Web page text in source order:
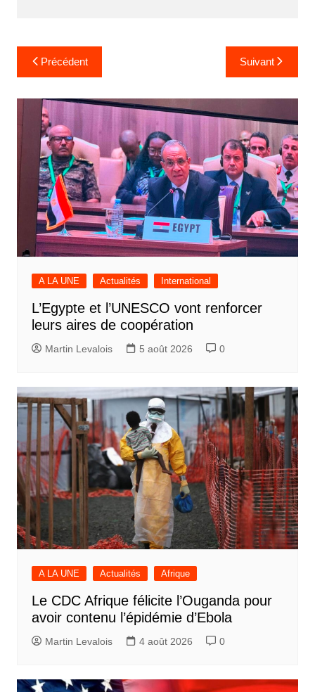
Navigation
de
l’article
Précédent Suivant
A LA UNE Actualités International
L’Egypte et l’UNESCO vont renforcer
leurs aires de coopération
Martin Levalois 5 août 2026 0
A LA UNE Actualités Afrique
Le CDC Afrique félicite l’Ouganda pour
avoir contenu l’épidémie d’Ebola
Martin Levalois 4 août 2026 0